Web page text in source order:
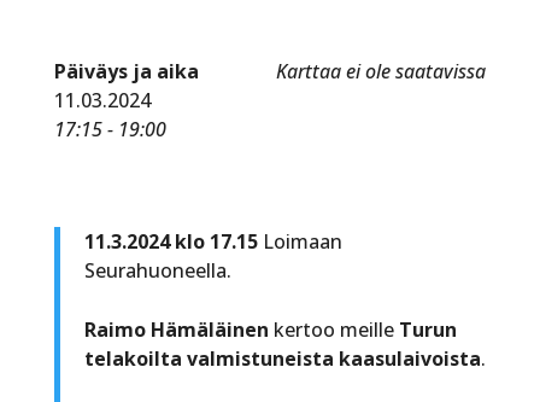
Karttaa ei ole saatavissa
Päiväys ja aika
11.03.2024
17:15 - 19:00
11.3.2024 klo 17.15Loimaan
Seurahuoneella.
Raimo Hämäläinen kertoo meille Turun
telakoilta valmistuneista kaasulaivoista.